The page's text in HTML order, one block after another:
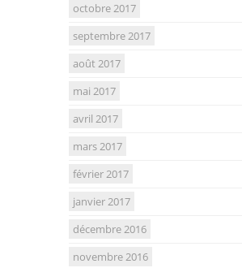
octobre 2017
septembre 2017
août 2017
mai 2017
avril 2017
mars 2017
février 2017
janvier 2017
décembre 2016
novembre 2016